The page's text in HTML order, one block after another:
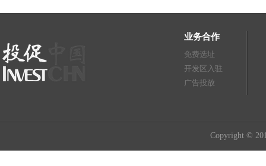
业务合作
免费选址
开发区入驻
广告投放
Copyright ©